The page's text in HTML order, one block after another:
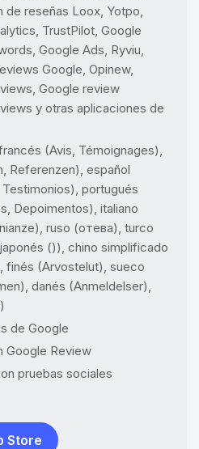
de reseñas Loox, Yotpo,
TrustPilot, Google
Google Ads, Ryviu,
Google, Opinew,
Google review
y otras aplicaciones de
(Avis, Témoignages),
Referenzen), español
portugués
Depoimentos), italiano
ruso (отева), turco
()), chino simplificado
finés (Arvostelut), sueco
danés (Anmeldelser),
de Google
Google Review
pruebas sociales
Store